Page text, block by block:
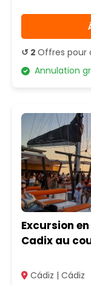
↺ 2 Offres
Annulation
Excursion
Cadix au
Cádiz | Cádiz